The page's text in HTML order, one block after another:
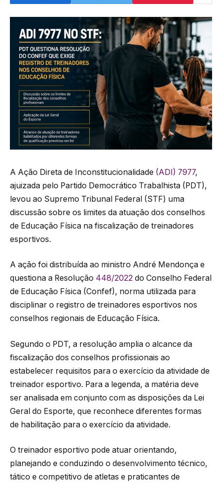
A Ação Direta de Inconstitucionalidade (ADI) 7977,
ajuizada pelo Partido Democrático Trabalhista (PDT),
levou ao Supremo Tribunal Federal (STF) uma
discussão sobre os limites da atuação dos conselhos
de Educação Física na fiscalização de treinadores
esportivos.
A ação foi distribuída ao ministro André Mendonça e
questiona a Resolução 448/2022 do Conselho Federal
de Educação Física (Confef), norma utilizada para
disciplinar o registro de treinadores esportivos nos
conselhos regionais de Educação Física.
Segundo o PDT, a resolução amplia o alcance da
fiscalização dos conselhos profissionais ao
estabelecer requisitos para o exercício da atividade de
treinador esportivo. Para a legenda, a matéria deve
ser analisada em conjunto com as disposições da Lei
Geral do Esporte, que reconhece diferentes formas
de habilitação para o exercício da atividade.
O treinador esportivo pode atuar orientando,
planejando e conduzindo o desenvolvimento técnico,
tático e competitivo de atletas e praticantes de